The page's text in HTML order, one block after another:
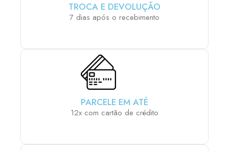
TROCA E DEVOLUÇÃO
7 dias após o recebimento
PARCELE EM ATÉ
12x com cartão de crédito